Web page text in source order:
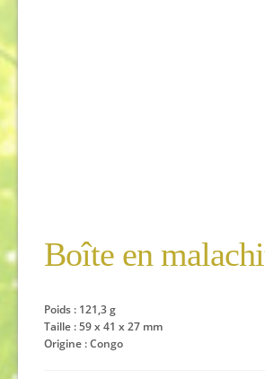
Boîte en
Poids : 121,3 g
Taille : 59 x 41 x 27 mm
Origine : Congo